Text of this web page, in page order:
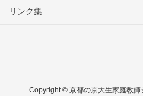
リンク集
Copyright © 京都の京大生家庭教